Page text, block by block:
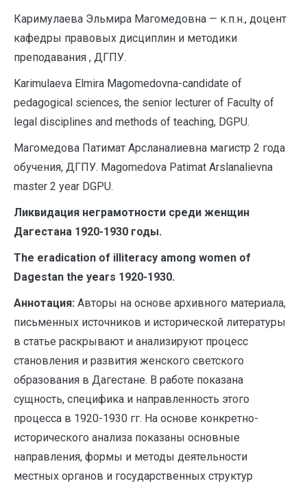
Каримулаева Эльмира Магомедовна — к.п.н., доцент
кафедры правовых дисциплин и методики
преподавания , ДГПУ.
Karimulaeva Elmira Magomedovna-candidate of
pedagogical sciences, the senior lecturer of Faculty of
legal disciplines and methods of teaching, DGPU.
Магомедова Патимат Арсланалиевна магистр 2 года
обучения, ДГПУ. Magomedova Patimat Arslanalievna
master 2 year DGPU.
Ликвидация неграмотности среди женщин
Дагестана 1920-1930 годы.
The eradication of illiteracy among women of
Dagestan the years 1920-1930.
Аннотация: Авторы на основе архивного материала,
письменных источников и исторической литературы
в статье раскрывают и анализируют процесс
становления и развития женского светского
образования в Дагестане. В работе показана
сущность, специфика и направленность этого
процесса в 1920-1930 гг. На основе конкретно-
исторического анализа показаны основные
направления, формы и методы деятельности
местных органов и государственных структур